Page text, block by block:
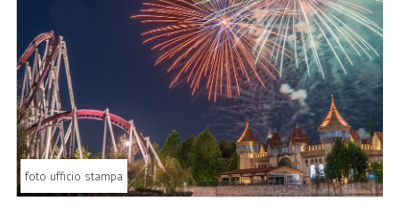
foto ufficio stampa